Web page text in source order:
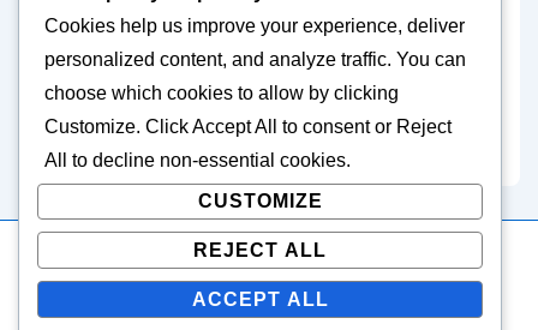
Se você tiver dúvidas sobre esta Política de
Privacidade, entre em contato conosco pelo e-
mail:privacy@tomo.pt.
tomo.pt| Powered by
Cookies help us improve your experience, deliver
personalized content, and analyze traffic. You can
choose which cookies to allow by clicking
Customize. ClickAccept All to consent or Reject
All
to decline non-essential cookies.
CUSTOMIZE
REJECT ALL
ACCEPT ALL